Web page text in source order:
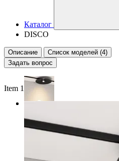
Каталог
DISCO
Описание
Список моделей (4)
Задать вопрос
Item 1 of 2